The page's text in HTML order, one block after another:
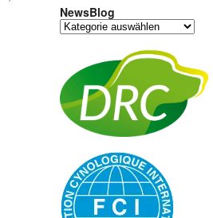
NewsBlog
NewsBlog